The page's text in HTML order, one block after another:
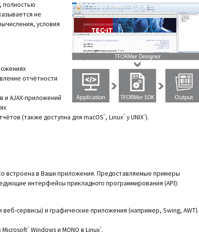
полностью
не
условия
отчётности
и AJAX-приложений
(также доступна для macOS®, Linux® y UNIX®).
встроена в Ваши приложения. Предоставляемые примеры
интерфейсы прикладного программирования (API):
сервисы) и графические приложения (например, Swing, AWT).
Microsoft® Windows и MONO в Linux®.